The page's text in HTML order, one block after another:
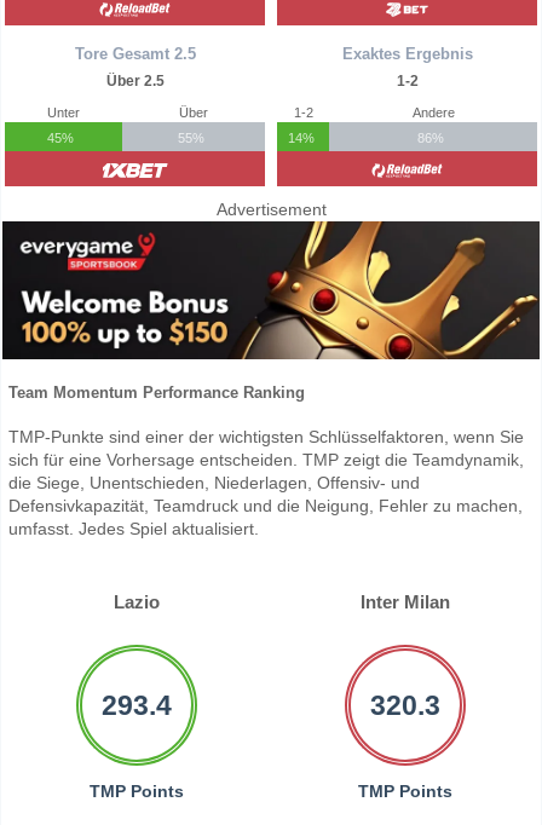
Tore Gesamt 2.5
Über 2.5
Unter
45%
Über
55%
Exaktes Ergebnis
1-2
1-2
14%
Andere
86%
Advertisement
Team Momentum Performance Ranking
TMP-Punkte sind einer der wichtigsten Schlüsselfaktoren, wenn Sie
sich für eine Vorhersage entscheiden. TMP zeigt die Teamdynamik,
die Siege, Unentschieden, Niederlagen, Offensiv- und
Defensivkapazität, Teamdruck und die Neigung, Fehler zu machen,
umfasst. Jedes Spiel aktualisiert.
Lazio Inter Milan
293.4
TMP Points
320.3
TMP Points